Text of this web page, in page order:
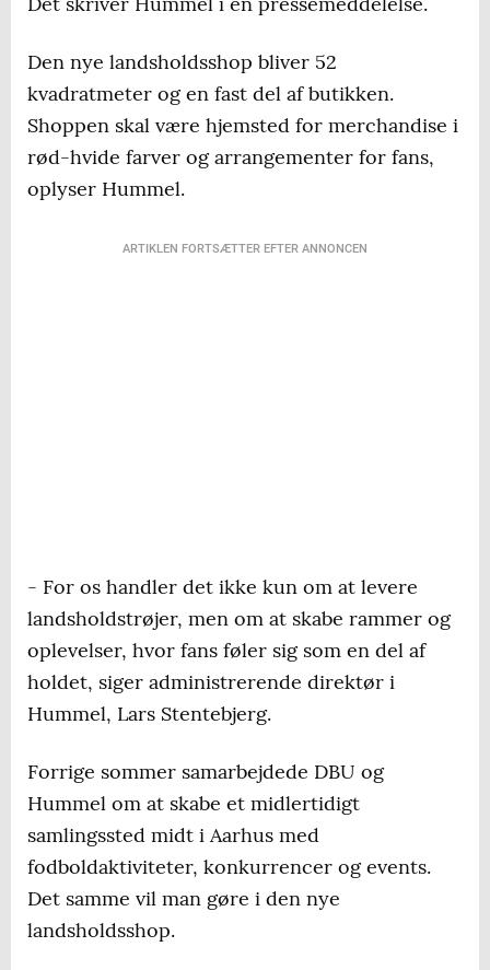
Den nye landsholdsshop bliver 52
kvadratmeter og en fast del af butikken.
Shoppen skal være hjemsted for merchandise i
rød-hvide farver og arrangementer for fans,
oplyser Hummel.
ARTIKLEN FORTSÆTTER EFTER ANNONCEN
- For os handler det ikke kun om at levere
landsholdstrøjer, men om at skabe rammer og
oplevelser, hvor fans føler sig som en del af
holdet, siger administrerende direktør i
Hummel, Lars Stentebjerg.
Forrige sommer samarbejdede DBU og
Hummel om at skabe et midlertidigt
samlingssted midt i Aarhus med
fodboldaktiviteter, konkurrencer og events.
Det samme vil man gøre i den nye
landsholdsshop.